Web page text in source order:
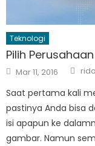
Teknologi
Pilih
Posted
on
Mar 11, 2016
Saat pertama kali
pastinya Anda bisa
isi apapun ke
gambar. Namun